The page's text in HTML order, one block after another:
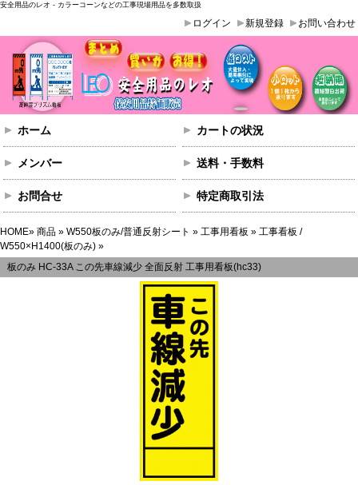
安全用品のレオ - カラーコーンなどの工事現場用品を多数取扱
お問い合わせ
新規登録
ログイン
ホーム カートの状況
メンバー 送料・手数料
お問合せ 特定商取引法
HOME» 商品 » W550板のみ/普通反射シート » 工事用看板 » 工事看板 /
W550×H1400(板のみ) »
板のみ HC-33A この先車線減少 全面反射 工事用看板(hc33)